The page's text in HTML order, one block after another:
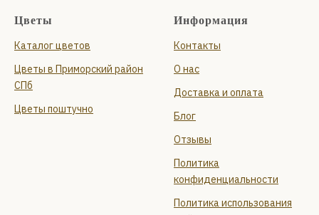
Цветы
Каталог цветов
Цветы в Приморский район
СПб
Цветы поштучно
Информация
Контакты
О нас
Доставка и оплата
Блог
Отзывы
Политика
конфиденциальности
Политика использования